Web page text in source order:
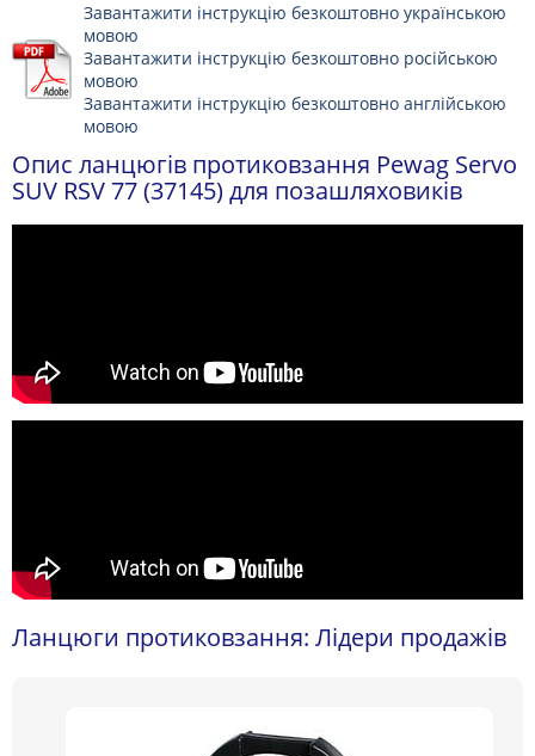
Завантажити інструкцію безкоштовно українською
мовою
Завантажити інструкцію безкоштовно російською
мовою
Завантажити інструкцію безкоштовно англійською
мовою
Опис ланцюгів протиковзання Pewag Servo
SUV RSV 77 (37145) для позашляховиків
Ланцюги протиковзання: Лідери продажів